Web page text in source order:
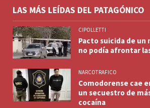
LAS MÁS LEÍDAS DEL PATAGÓNICO
CIPOLLETTI
Pacto suicida de
no podía afrontar
NARCOTRAFICO
Comodorense cae
un secuestro de
cocaína